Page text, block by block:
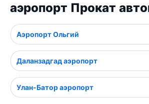
аэропорт Прокат
Аэропорт Ольгий
Даланзадгад аэропорт
Улан-Батор аэропорт